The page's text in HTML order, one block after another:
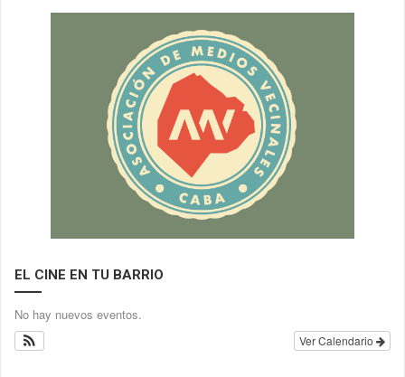
EL CINE EN TU BARRIO
No hay nuevos eventos.
Ver Calendario